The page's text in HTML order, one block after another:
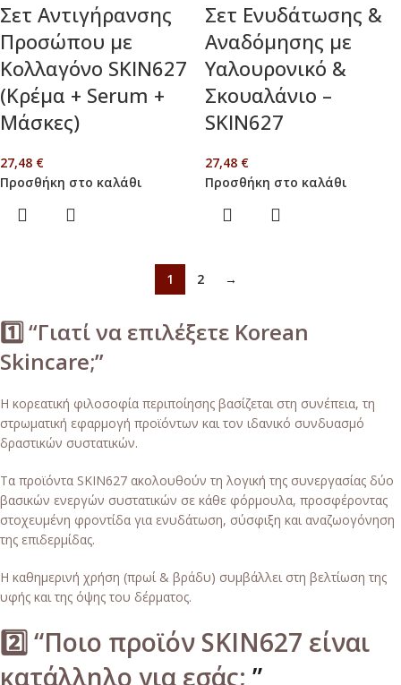
Σετ Αντιγήρανσης
Προσώπου με
Κολλαγόνο SKIN627
(Κρέμα + Serum +
Μάσκες)
27,48 €
Προσθήκη στο καλάθι
Σετ Ενυδάτωσης &
Αναδόμησης με
Υαλουρονικό &
Σκουαλάνιο –
SKIN627
27,48 €
Προσθήκη στο καλάθι
1 2 →
1️⃣ “Γιατί να επιλέξετε Korean
Skincare;”
Η κορεατική φιλοσοφία περιποίησης βασίζεται στη συνέπεια, τη
στρωματική εφαρμογή προϊόντων και τον ιδανικό συνδυασμό
δραστικών συστατικών.
Τα προϊόντα SKIN627 ακολουθούν τη λογική της συνεργασίας δύο
βασικών ενεργών συστατικών σε κάθε φόρμουλα, προσφέροντας
στοχευμένη φροντίδα για ενυδάτωση, σύσφιξη και αναζωογόνηση
της επιδερμίδας.
Η καθημερινή χρήση (πρωί & βράδυ) συμβάλλει στη βελτίωση της
υφής και της όψης του δέρματος.
2️⃣ “Ποιο προϊόν SKIN627 είναι
κατάλληλο για εσάς; ”